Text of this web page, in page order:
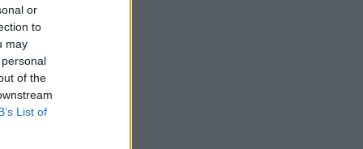
or
to
may
of the
List of